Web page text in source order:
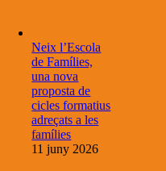
Neix l’Escola
de Famílies,
una nova
proposta de
cicles formatius
adreçats a les
famílies
11 juny 2026